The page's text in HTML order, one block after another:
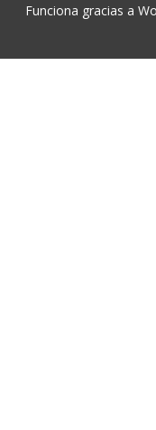
Funciona gracias a